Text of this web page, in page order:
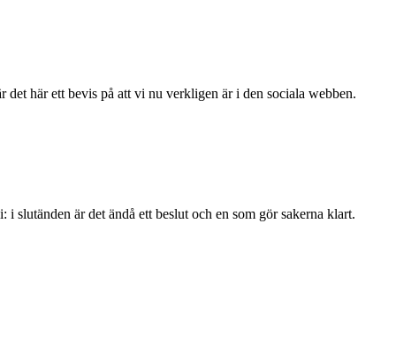
här ett bevis på att vi nu verkligen är i den sociala webben.
slutänden är det ändå ett beslut och en som gör sakerna klart.